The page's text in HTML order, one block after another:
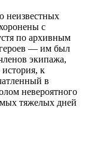
неизвестных
с
по архивным
героев — им был
экипажа,
к
в
невероятного
тяжелых дней